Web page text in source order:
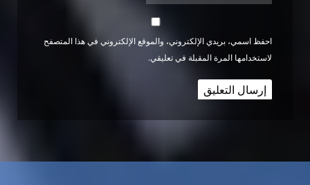
احفظ اسمي، بريدي الإلكتروني، والموقع الإلكتروني في هذا المتصفح
لاستخدامها المرة المقبلة في تعليقي.